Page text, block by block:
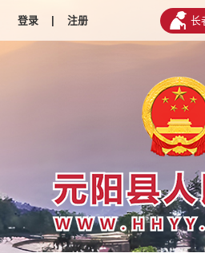
登录 | 注册 长